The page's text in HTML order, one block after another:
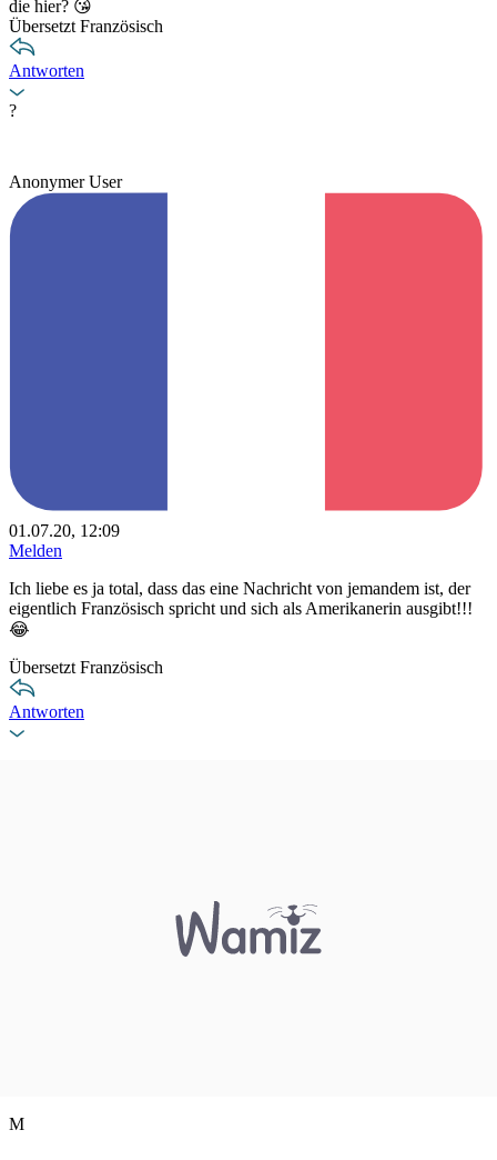
die hier? 😘
Übersetzt Französisch
Antworten
?
Anonymer User
01.07.20, 12:09
Melden
Ich liebe es ja total, dass das eine Nachricht von jemandem ist, der
eigentlich Französisch spricht und sich als Amerikanerin ausgibt!!!
😂
Übersetzt Französisch
Antworten
M